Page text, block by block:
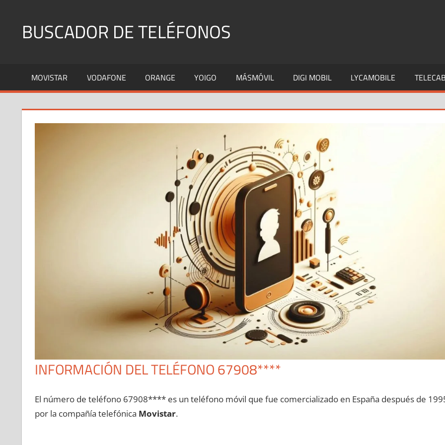
contenidoBUSCADOR DE TELÉFONOS
Fijos
y
MOVISTAR VODAFONE ORANGE YOIGO MÁSMÓVIL DIGI MOBIL LYCAMOBILE
INFORMACIÓN DEL TELÉFONO 67908****
El número dе teléfono 67908**** es un teléfono móvil quе fue comercializado en España después dе
pοr la compañía telefónica Movistar.